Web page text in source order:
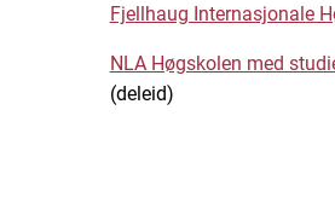
Fjellhaug Internasjonale
NLA Høgskolen med
(deleid)